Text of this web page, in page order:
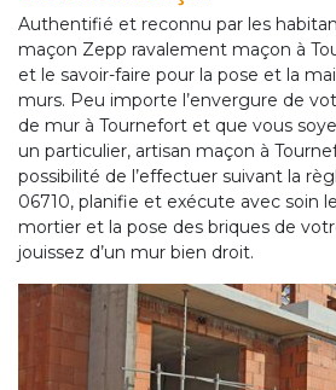
Authentifié et reconnu par les
maçon Zepp ravalement maçon à
et le savoir-faire pour la pose et la
murs. Peu importe l’envergure de
de mur à Tournefort et que vous
un particulier, artisan maçon à
possibilité de l’effectuer suivant la
06710, planifie et exécute avec soin
mortier et la pose des briques de
jouissez d’un mur bien droit.